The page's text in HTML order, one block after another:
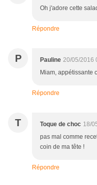
Oh j'adore cette
Répondre
P Pauline 20/05/2016
Miam, appétissante
Répondre
T Toque de choc 18/
pas mal comme
coin de ma tête !
Répondre